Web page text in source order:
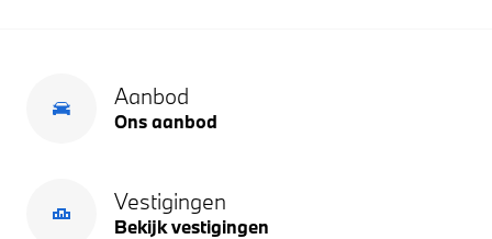
Aanbod
Ons aanbod
Vestigingen
Bekijk vestigingen